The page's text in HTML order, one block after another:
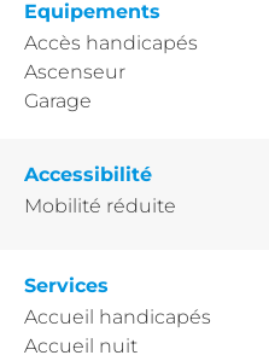
Equipements
Accès handicapés
Ascenseur
Garage
Accessibilité
Mobilité réduite
Services
Accueil handicapés
Accueil nuit